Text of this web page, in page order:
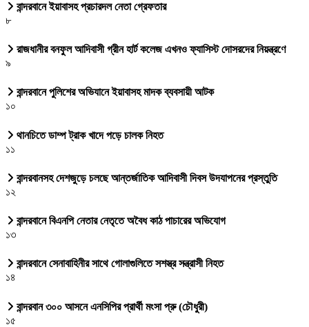
বান্দরবানে ইয়াবাসহ প্রচারদল নেতা গ্রেফতার
৮
রাজধানীর বনফুল আদিবাসী গ্রীন হার্ট কলেজ এখনও ফ্যাসিস্ট দোসরদের নিয়ন্ত্রণে
৯
বান্দরবানে পুলিশের অভিযানে ইয়াবাসহ মাদক ব্যবসায়ী আটক
১০
থানচিতে ডাম্প ট্রাক খাদে পড়ে চালক নিহত
১১
বান্দরবানসহ দেশজুড়ে চলছে আন্তর্জাতিক আদিবাসী দিবস উদযাপনের প্রস্তুতি
১২
বান্দরবানে বিএনপি নেতার নেতৃতে অবৈধ কাঠ পাচারের অভিযোগ
১৩
বান্দরবানে সেনাবাহিনীর সাথে গোলাগুলিতে সশস্ত্র সন্ত্রাসী নিহত
১৪
বান্দরবান ৩০০ আসনে এনসিপির প্রার্থী মংসা প্রু (চৌধুরী)
১৫